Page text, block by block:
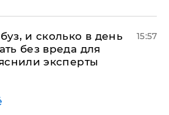
и сколько в день
без вреда для
эксперты
15:57